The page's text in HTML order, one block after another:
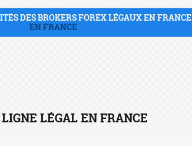
DES BROKERS FOREX LÉGAUX EN FRANCE
EN FRANCE
LÉGAL EN FRANCE